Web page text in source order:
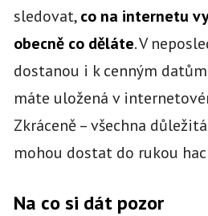
sledovat,co na internetu
obecně co děláte. V
dostanou i k cenným
máte uložená v
Zkráceně – všechna
mohou dostat do rukou
Na co si dát pozor